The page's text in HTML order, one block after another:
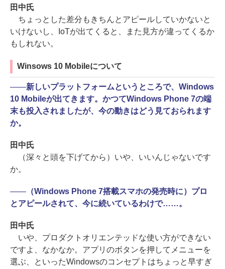
田中氏
ちょっとした差分もきちんとアピールしていかないと
いけないし、IoTが出てくると、また見方が違ってくるか
もしれない。
Winsows 10 Mobileについて
――新しいプラットフォームというところで、Windows
10 Mobileが出てきます。かつてWindows Phone 7の端
末も投入されましたが、今の動きはどう見ておられます
か。
田中氏
（深々と頭を下げてから）いや、いいんじゃないです
か。
――（Windows Phone 7搭載スマホの発売時に）プロ
とアピールされて、今に続いているわけで……。
田中氏
いや、プロダクトオリエンテッドな使い方ができない
ですよ、なかなか。アプリのボタンを押してメニューを
選ぶ、といったWindowsのコンセプトはちょっと早すぎ